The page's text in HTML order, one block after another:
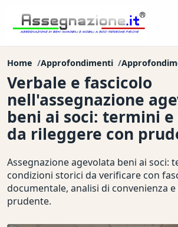
Home Approfondimenti
Verbale e fascicolo
nell'assegnazione
beni ai soci: termini
da rileggere con
Assegnazione agevolata beni ai soci:
condizioni storici da verificare con
documentale, analisi di convenienza
prudente.